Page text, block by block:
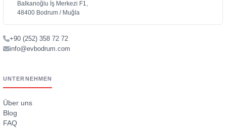
Balkanoğlu İş Merkezi F1,
48400 Bodrum / Muğla
+90 (252) 358 72 72
info@evbodrum.com
UNTERNEHMEN
Über uns
Blog
FAQ